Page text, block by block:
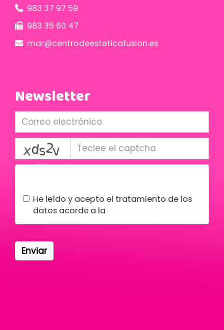
983 37 97 59
983 35 60 47
mar
centrodeesteticafusion.es
Newsletter
captcha
He leído y acepto el tratamiento de los
datos acorde a la
Enviar